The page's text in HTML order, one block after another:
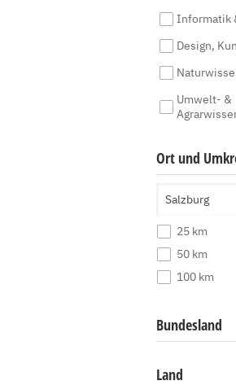
Informatik
Design,
Umwelt- &
Ort und
25 km
50 km
100 km
Bundesland
Land